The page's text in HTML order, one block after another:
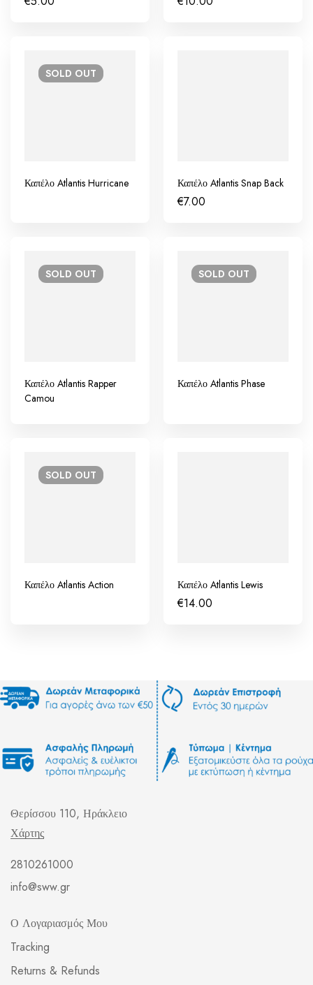
SOLD OUT
Καπέλο Atlantis Hurricane Καπέλο Atlantis Snap Back
€7.00
SOLD OUT
Καπέλο Atlantis Rapper
Camou
SOLD OUT
Καπέλο Atlantis Phase
SOLD OUT
Καπέλο Atlantis Action Καπέλο Atlantis Lewis
€14.00
Θερίσσου 110, Ηράκλειο
Χάρτης
2810261000
info@sww.gr
Ο Λογαριασμός Μου
Tracking
Returns & Refunds